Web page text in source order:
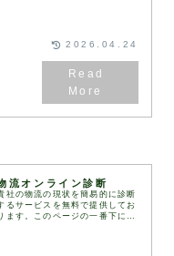
2026.04.24
流オンライン診断
社の物流の現状を簡易的に診断
るサービスを無料で提供してお
ます。このページの一番下にあ